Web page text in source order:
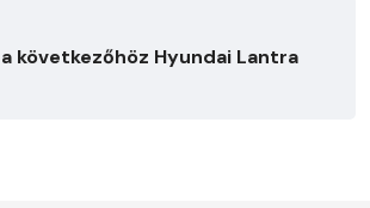
következőhöz Hyundai Lantra